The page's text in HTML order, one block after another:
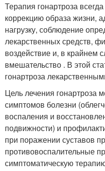
Терапия гонартроза
коррекцию образа жизни,
нагрузку, соблюдение
лекарственных средств,
воздействие и, в крайнем
вмешательство . В этой
гонартроза
Цель лечения гонартроза
симптомов болезни
воспаления и
подвижности) и
при поражении суставов
противовоспалительные
симптоматическую